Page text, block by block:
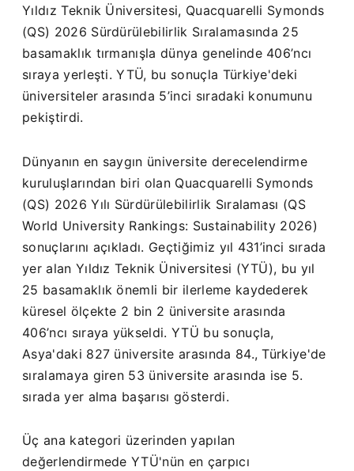
Yıldız Teknik Üniversitesi, Quacquarelli Symonds
(QS) 2026 Sürdürülebilirlik Sıralamasında 25
basamaklık tırmanışla dünya genelinde 406’ncı
sıraya yerleşti. YTÜ, bu sonuçla Türkiye'deki
üniversiteler arasında 5’inci sıradaki konumunu
pekiştirdi.
Dünyanın en saygın üniversite derecelendirme
kuruluşlarından biri olan Quacquarelli Symonds
(QS) 2026 Yılı Sürdürülebilirlik Sıralaması (QS
World University Rankings: Sustainability 2026)
sonuçlarını açıkladı. Geçtiğimiz yıl 431’inci sırada
yer alan Yıldız Teknik Üniversitesi (YTÜ), bu yıl
25 basamaklık önemli bir ilerleme kaydederek
küresel ölçekte 2 bin 2 üniversite arasında
406’ncı sıraya yükseldi. YTÜ bu sonuçla,
Asya'daki 827 üniversite arasında 84., Türkiye'de
sıralamaya giren 53 üniversite arasında ise 5.
sırada yer alma başarısı gösterdi.
Üç ana kategori üzerinden yapılan
değerlendirmede YTÜ'nün en çarpıcı